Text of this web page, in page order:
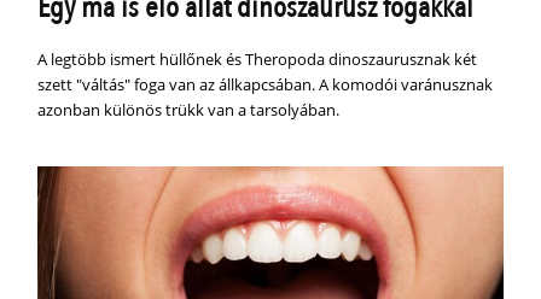
A legtöbb ismert hüllőnek és Theropoda dinoszaurusznak két
szett "váltás" foga van az állkapcsában. A komodói varánusznak
azonban különös trükk van a tarsolyában.